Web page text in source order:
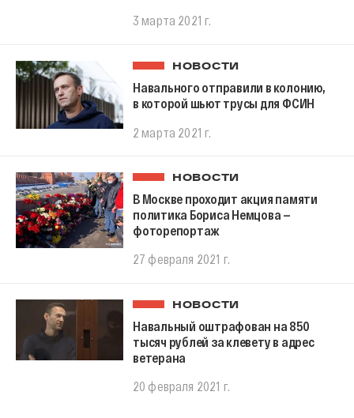
3 марта 2021 г.
НОВОСТИ
Навального отправили в колонию,
в которой шьют трусы для ФСИН
2 марта 2021 г.
НОВОСТИ
В Москве проходит акция памяти
политика Бориса Немцова —
фоторепортаж
27 февраля 2021 г.
НОВОСТИ
Навальный оштрафован на 850
тысяч рублей за клевету в адрес
ветерана
20 февраля 2021 г.